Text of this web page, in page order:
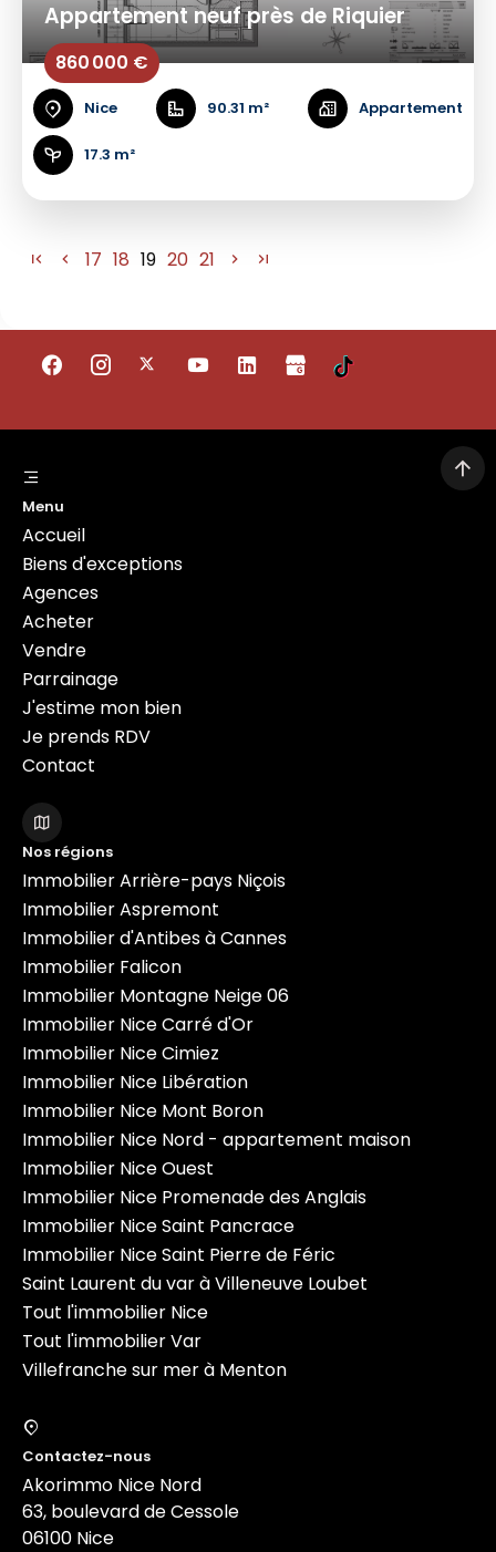
Appartement neuf près de Riquier
860 000 €
Nice 90.31 m² Appartement
17.3 m²
17 18 19 20 21
Menu
Accueil
Biens d'exceptions
Agences
Acheter
Vendre
Parrainage
J'estime mon bien
Je prends RDV
Contact
Nos régions
Immobilier Arrière-pays Niçois
Immobilier Aspremont
Immobilier d'Antibes à Cannes
Immobilier Falicon
Immobilier Montagne Neige 06
Immobilier Nice Carré d'Or
Immobilier Nice Cimiez
Immobilier Nice Libération
Immobilier Nice Mont Boron
Immobilier Nice Nord - appartement maison
Immobilier Nice Ouest
Immobilier Nice Promenade des Anglais
Immobilier Nice Saint Pancrace
Immobilier Nice Saint Pierre de Féric
Saint Laurent du var à Villeneuve Loubet
Tout l'immobilier Nice
Tout l'immobilier Var
Villefranche sur mer à Menton
Contactez-nous
Akorimmo Nice Nord
63, boulevard de Cessole
06100 Nice